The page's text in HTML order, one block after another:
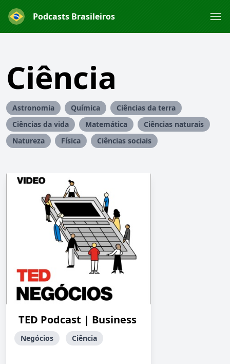
Podcasts Brasileiros
Ciência
Astronomia Química
Ciências da terra
Ciências da vida
Matemática
Ciências naturais
Natureza
Física Ciências sociais
TED Podcast | Business
Negócios Ciência